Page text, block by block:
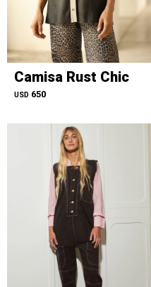
Camisa Rust Chic
USD 650